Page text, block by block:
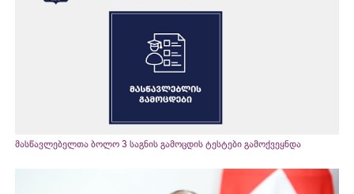
მასწავლებელთა ბოლო 3 საგნის გამოცდის ტესტები გამოქვეყნდა